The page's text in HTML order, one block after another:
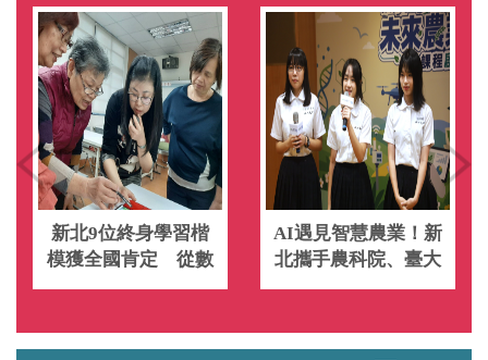
新北9位終身學習楷
模獲全國肯定 從數
位陪伴到文化傳承
的力量
AI遇見智慧農業！新
北攜手農科院、臺大
培育未來農業科技人